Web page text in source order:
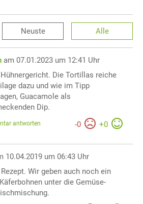
Neuste Alle
am 07.01.2023 um 12:41 Uhr
Die Tortillas reiche
dazu und wie im Tipp
Guacamole als
Dip.
-0 +0
antworten
10.04.2019 um 06:43 Uhr
Wir geben auch noch ein
unter die Gemüse-